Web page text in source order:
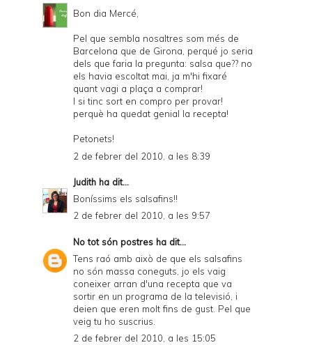
Bon dia Mercé,
Pel que sembla nosaltres som més de
Barcelona que de Girona, perqué jo seria
dels que faria la pregunta: salsa que?? no
els havia escoltat mai, ja m'hi fixaré
quant vagi a plaça a comprar!
I si tinc sort en compro per provar!
perquè ha quedat genial la recepta!
Petonets!
2 de febrer del 2010, a les 8:39
Judith ha dit...
Boníssims els salsafins!!
2 de febrer del 2010, a les 9:57
No tot són postres ha dit...
Tens raó amb això de que els salsafins
no són massa coneguts, jo els vaig
coneixer arran d'una recepta que va
sortir en un programa de la televisió, i
deien que eren molt fins de gust. Pel que
veig tu ho suscrius.
2 de febrer del 2010, a les 15:05